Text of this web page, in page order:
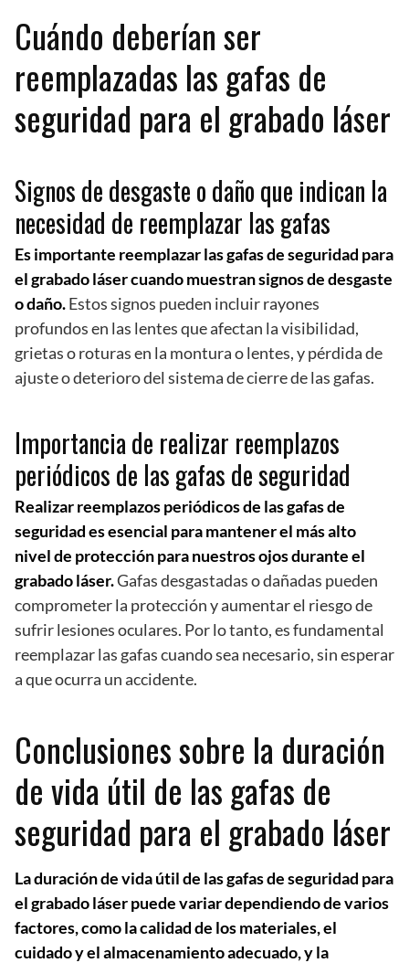
Cuándo deberían ser
reemplazadas las gafas de
seguridad para el grabado láser
Signos de desgaste o daño que indican la
necesidad de reemplazar las gafas
Es importante reemplazar las gafas de seguridad para
el grabado láser cuando muestran signos de desgaste
o daño.Estos signos pueden incluir rayones
profundos en las lentes que afectan la visibilidad,
grietas o roturas en la montura o lentes, y pérdida de
ajuste o deterioro del sistema de cierre de las gafas.
Importancia de realizar reemplazos
periódicos de las gafas de seguridad
Realizar reemplazos periódicos de las gafas de
seguridad es esencial para mantener el más alto
nivel de protección para nuestros ojos durante el
grabado láser.Gafas desgastadas o dañadas pueden
comprometer la protección y aumentar el riesgo de
sufrir lesiones oculares. Por lo tanto, es fundamental
reemplazar las gafas cuando sea necesario, sin esperar
a que ocurra un accidente.
Conclusiones sobre la duración
de vida útil de las gafas de
seguridad para el grabado láser
La duración de vida útil de las gafas de seguridad para
el grabado láser puede variar dependiendo de varios
factores, como la calidad de los materiales, el
cuidado y el almacenamiento adecuado, y la